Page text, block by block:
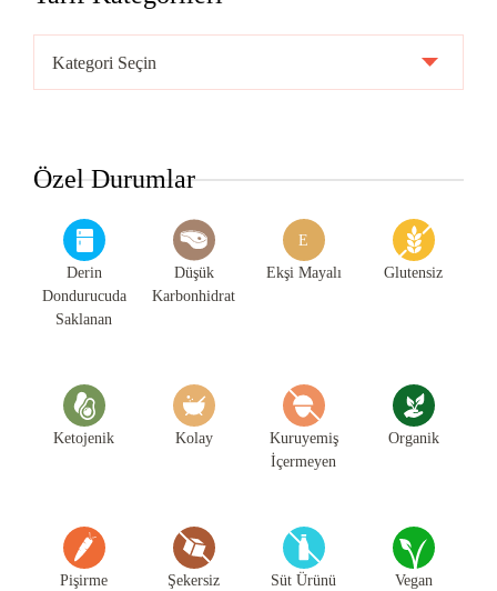
Kategorileri
Özel Durumlar
Derin
Dondurucuda
Saklanan
Düşük
Karbonhidrat
E
Ekşi Mayalı Glutensiz
Ketojenik Kolay
Kuruyemiş
İçermeyen
Organik
Pişirme
Şekersiz
Süt Ürünü
Vegan